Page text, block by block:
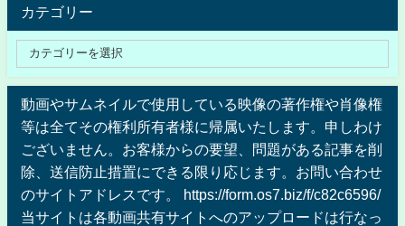
カテゴリー
動画やサムネイルで使用している映像の著作権や肖像権
等は全てその権利所有者様に帰属いたします。申しわけ
ございません。お客様からの要望、問題がある記事を削
除、送信防止措置にできる限り応じます。お問い合わせ
のサイトアドレスです。 https://form.os7.biz/f/c82c6596/
当サイトは各動画共有サイトへのアップロードは行なっ